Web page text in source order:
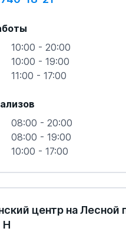
10:00 - 20:00
10:00 - 19:00
11:00 - 17:00
08:00 - 20:00
08:00 - 19:00
10:00 - 17:00
центр на Лесной
Н